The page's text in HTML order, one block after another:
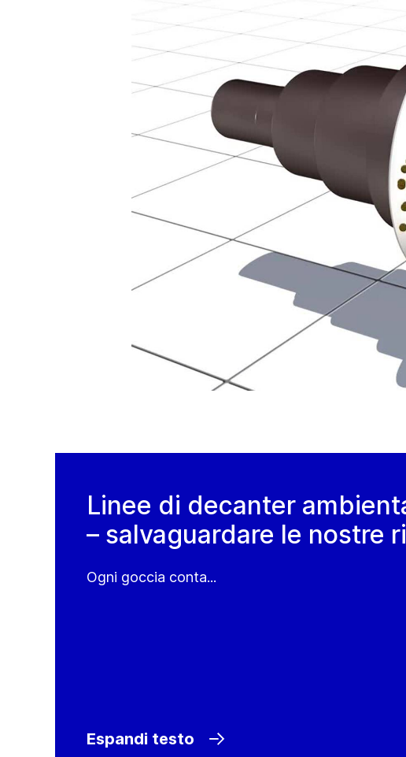
Linee di decanter
– salvaguardare le nostre
Ogni goccia conta...
Espandi testo